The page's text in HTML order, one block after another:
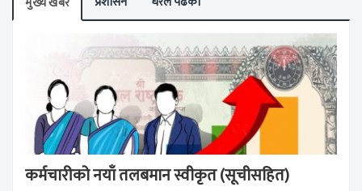
कर्मचारीको नयाँ तलबमान स्वीकृत (सूचीसहित)